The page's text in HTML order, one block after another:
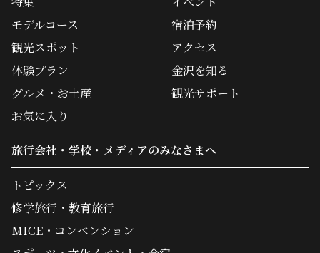
モデルコース
観光スポット
体験プラン
グルメ・お土産
宿泊予約
アクセス
金沢を知る
観光サポート
お気に入り
旅行会社・学校・メディアのみなさまへ
トピックス
修学旅行・教育旅行
MICE・コンベンション